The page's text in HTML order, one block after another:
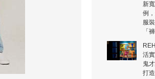
新
例
服
「
活
鬼
打